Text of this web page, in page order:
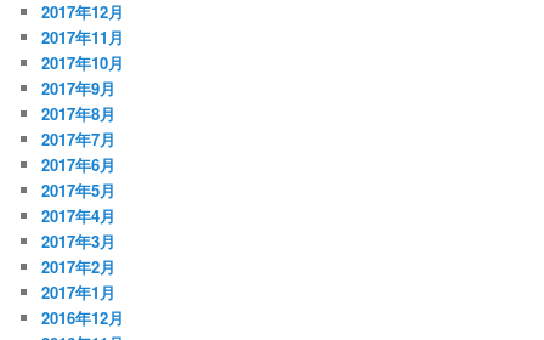
2017年12月
2017年11月
2017年10月
2017年9月
2017年8月
2017年7月
2017年6月
2017年5月
2017年4月
2017年3月
2017年2月
2017年1月
2016年12月